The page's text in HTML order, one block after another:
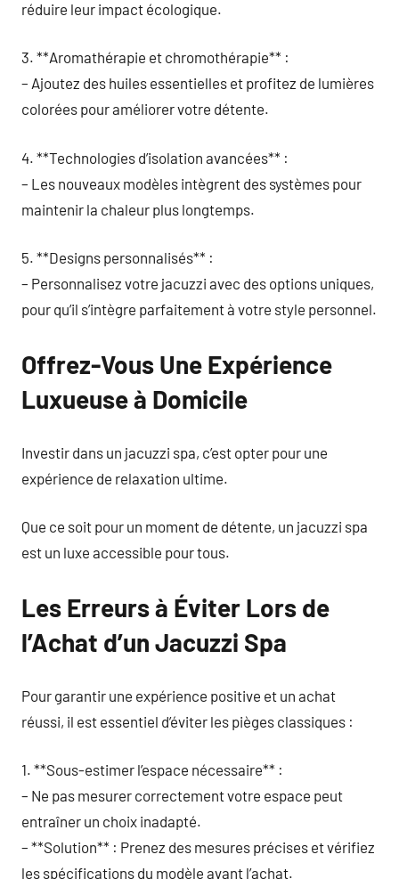
réduire leur impact écologique.
3. **Aromathérapie et chromothérapie** :
– Ajoutez des huiles essentielles et profitez de lumières
colorées pour améliorer votre détente.
4. **Technologies d’isolation avancées** :
– Les nouveaux modèles intègrent des systèmes pour
maintenir la chaleur plus longtemps.
5. **Designs personnalisés** :
– Personnalisez votre jacuzzi avec des options uniques,
pour qu’il s’intègre parfaitement à votre style personnel.
Offrez-Vous Une Expérience
Luxueuse à Domicile
Investir dans un jacuzzi spa, c’est opter pour une
expérience de relaxation ultime.
Que ce soit pour un moment de détente, un jacuzzi spa
est un luxe accessible pour tous.
Les Erreurs à Éviter Lors de
l’Achat d’un Jacuzzi Spa
Pour garantir une expérience positive et un achat
réussi, il est essentiel d’éviter les pièges classiques :
1. **Sous-estimer l’espace nécessaire** :
– Ne pas mesurer correctement votre espace peut
entraîner un choix inadapté.
– **Solution** : Prenez des mesures précises et vérifiez
les spécifications du modèle avant l’achat.